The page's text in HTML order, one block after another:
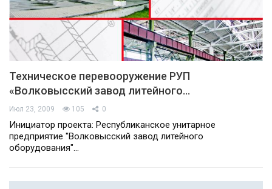
Техническое перевооружение РУП
«Волковысский завод литейного…
Июл 23, 2009 105 0
Инициатор проекта: Республиканское унитарное
предприятие "Волковысский завод литейного
оборудования"…